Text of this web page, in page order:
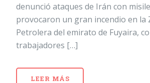
denunció ataques de Irán con
provocaron un gran incendio en la
Petrolera del emirato de Fuyaira,
trabajadores […]
LEER MÁS